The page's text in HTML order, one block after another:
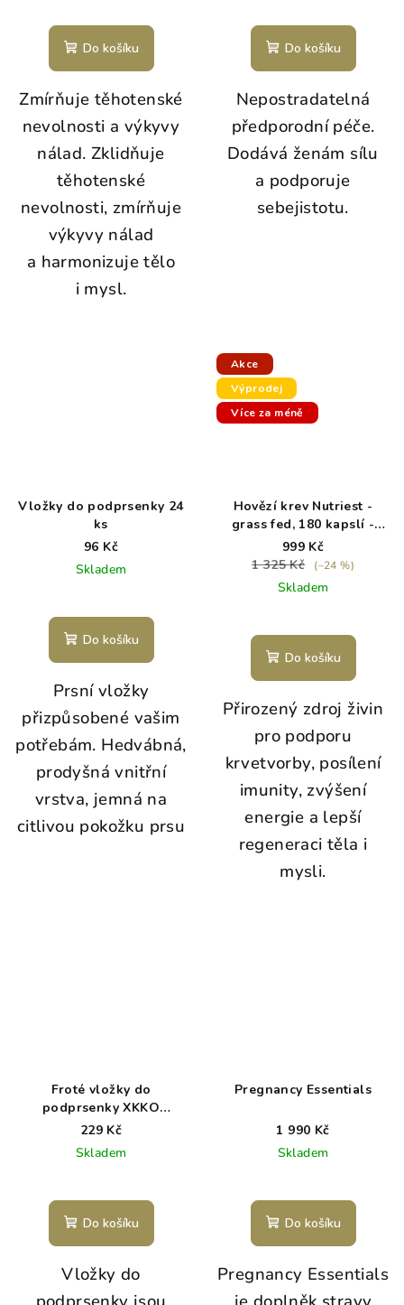
Do košíku
Zmírňuje těhotenské
nevolnosti a výkyvy
nálad. Zklidňuje
těhotenské
nevolnosti, zmírňuje
výkyvy nálad
a harmonizuje tělo
i mysl.
Do košíku
Nepostradatelná
předporodní péče.
Dodává ženám sílu
a podporuje
sebejistotu.
Vložky do podprsenky 24
ks
96 Kč
Skladem
Do košíku
Prsní vložky
přizpůsobené vašim
potřebám. Hedvábná,
prodyšná vnitřní
vrstva, jemná na
citlivou pokožku prsu
Akce
Výprodej
Více za méně
Hovězí krev Nutriest -
grass fed, 180 kapslí -
exp. 5/26
999 Kč
1 325 Kč
(–24 %)
Skladem
Do košíku
Přirozený zdroj živin
pro podporu
krvetvorby, posílení
imunity, zvýšení
energie a lepší
regeneraci těla i
mysli.
Froté vložky do
podprsenky XKKO
Organic - Bílé
229 Kč
Skladem
Do košíku
Vložky do
Pregnancy Essentials
1 990 Kč
Skladem
Do košíku
Pregnancy Essentials